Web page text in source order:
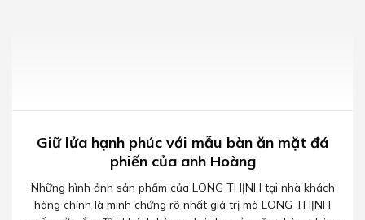
Giữ lửa hạnh phúc với mẫu bàn ăn mặt đá
phiến của anh Hoàng
Những hình ảnh sản phẩm của LONG THỊNH tại nhà khách
hàng chính là minh chứng rõ nhất giá trị mà LONG THỊNH